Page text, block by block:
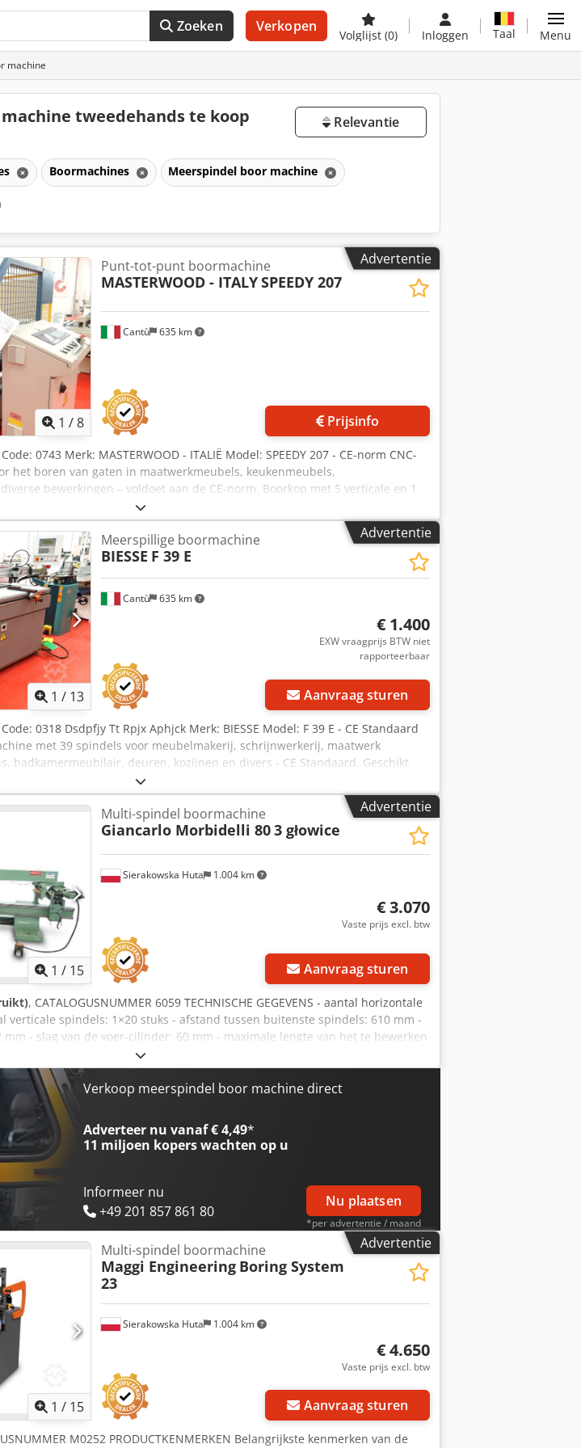
Zoeken Verkopen
Volglijst (0) Inloggen Taal Menu
machine
tweedehands te koop Relevantie
Boormachines Meerspindel boor machine
Advertentie
1 /8
Cantù 635 km
Punt-tot-punt boormachine
MASTERWOOD - ITALYSPEEDY 207
Prijsinfo
0743 Merk: MASTERWOOD - ITALIË Model: SPEEDY 207 - CE-norm CNC-
het boren van gaten in maatwerkmeubels, keukenmeubels,
bewerkingen – voldoet aan de CE-norm. Boorkop met 5 verticale en 1
spanvoeten – spindeltoerental 4500 tpm. Zaag voor langszaagsneden
met een boorcapaciteit van 1390 x 750 mm en twee verstelbare
via de besturingseenheid, om met slechts één programma panelen tot
Mogelijkheid om panelen van 2800 mm te boren. Verticale pneumatische
mm. Dcjdpfx Aszp D Nljphek Maximale paneeldikte: 50 mm. Vacuümpomp
uur voor het vastklemmen van panelen. Diameter vacuümzuignappen: 80
werkstukken tegen vaste achterste aanslagen. Multifunctionele besturing
9" videoscherm, boorprogramma's, optimalisatie van de
en diagnostische modi. Veiligheidsvoorziening: tapijt dat reageert op de
Totale afmetingen – machine: 2500 x 1500 x 1800 mm (h) – gewicht: 860 kg.
800 x 550 x 1100 mm – gewicht: 120 kg.
Advertentie
1 / 13
Cantù 635 km
Meerspillige boormachine
BIESSE F 39 E
€ 1.400
EXW vraagprijs BTW niet
rapporteerbaar
Aanvraag sturen
0318 Dsdpfjy Tt Rpjx Aphjck Merk: BIESSE Model: F 39 E - CE Standaard
met 39 spindels voor meubelmakerij, schrijnwerkerij, maatwerk
badkamermeubilair, deuren, kozijnen en divers - CE Standaard. Geschikt
boren; elke tussenliggende boorhoek tussen 0 en 90° is mogelijk dankzij een
bediening. Technische gegevens: Aantal spindels: 39
tussen de spindels: 32 mm Maximale boredelen centre-afstand:
Vermogen boorkopmotor: 2,3 + 2,3 pk Bedrijfsdruk: 6 bar Geïnstalleerd
Afmetingen (mm): 1800 x 1140 x 1600 h Gewicht: 700 kg MACHINE WORDT
HIJ ZICH BEVINDT NIET GEREVISEERD
Advertentie
1 / 15
Sierakowska Huta 1.004 km
Multi-spindel boormachine
Giancarlo Morbidelli 803 głowice
€ 3.070
Vaste prijs excl. btw
Aanvraag sturen
, CATALOGUSNUMMER 6059 TECHNISCHE GEGEVENS - aantal horizontale
verticale spindels: 1×20 stuks - afstand tussen buitenste spindels: 610 mm -
- slag van de voer-cilinder: 60 mm - maximale lengte van het te bewerken
spilverstelling: omhoog/omlaag, vooruit/achteruit - verticale spilverstelling:
werken met elke booreenheid afzonderlijk - rechts- en linksdraaiende
(ingedraaid) - 3 pneumatische klemmen - motoraansluiting: 4×1,85kW -
l/b/h: 4600x1180x2200 mm - gewicht ongeveer 1500 kg Netto prijs:
Aphjck Netto prijs: 3.070 euro afhankelijk van de koers, 4,2 euro (Prijzen
schommelingen)
Verkoop meerspindel boor machine direct
Adverteer nu vanaf € 4,49*
11 miljoen koperswachten op u
Informeer nu
+49 201 857 861 80
Nu plaatsen
*per advertentie / maand
Advertentie
1 / 15
Sierakowska Huta 1.004 km
Multi-spindel boormachine
Maggi Engineering Boring System
23
€ 4.650
Vaste prijs excl. btw
Aanvraag sturen
M0252 PRODUCTKENMERKEN Belangrijkste kenmerken van de